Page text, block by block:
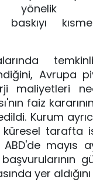
baskıyı
Avrupa
maliyetleri
faiz
Kurum
küresel tarafta
mayıs
yer